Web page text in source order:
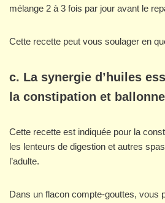
mélange 2 à 3 fois par jour avant le
Cette recette peut vous soulager en
c. La synergie d’huiles
la constipation et
Cette recette est indiquée pour la
les lenteurs de digestion et autres
l’adulte.
Dans un flacon compte-gouttes, vous